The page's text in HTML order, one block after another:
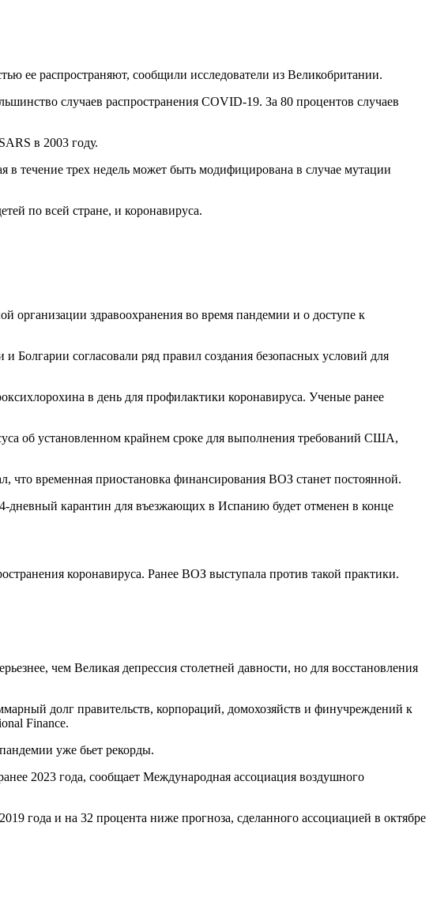
ее распространяют, сообщили исследователи из Великобритании.
случаев распространения COVID-19. За 80 процентов случаев
в 2003 году.
течение трех недель может быть модифицирована в случае мутации
по всей стране, и коронавируса.
организации здравоохранения во время пандемии и о доступе к
согласовали ряд правил создания безопасных условий для
в день для профилактики коронавируса. Ученые ранее
об установленном крайнем сроке для выполнения требований США,
временная приостановка финансирования ВОЗ станет постоянной.
дневный карантин для въезжающих в Испанию будет отменен в конце
коронавируса. Ранее ВОЗ выступала против такой практики.
чем Великая депрессия столетней давности, но для восстановления
долг правительств, корпораций, домохозяйств и финучреждений к
Finance.
уже бьет рекорды.
2023 года, сообщает Международная ассоциация воздушного
года и на 32 процента ниже прогноза, сделанного ассоциацией в октябре